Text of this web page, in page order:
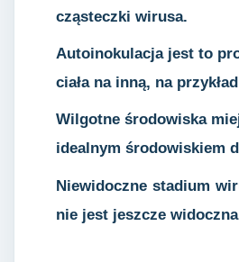
cząsteczki wirusa.
Autoinokulacjajest to
ciała na inną, na
Wilgotne środowiska
idealnym środowiskiem
Niewidoczne stadium
nie jest jeszcze